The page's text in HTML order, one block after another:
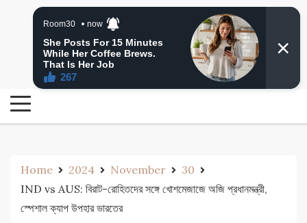
24 Ghanta Bangla News
24 Ghanta Bengali News
Home 2024 November
30
IND vs AUS: বিরাট-রোহিতদের সঙ্গে খোশমেজাজে অজি প্রধানমন্ত্রী,
স্পেশাল ক্যাপ উপহার ভারতের